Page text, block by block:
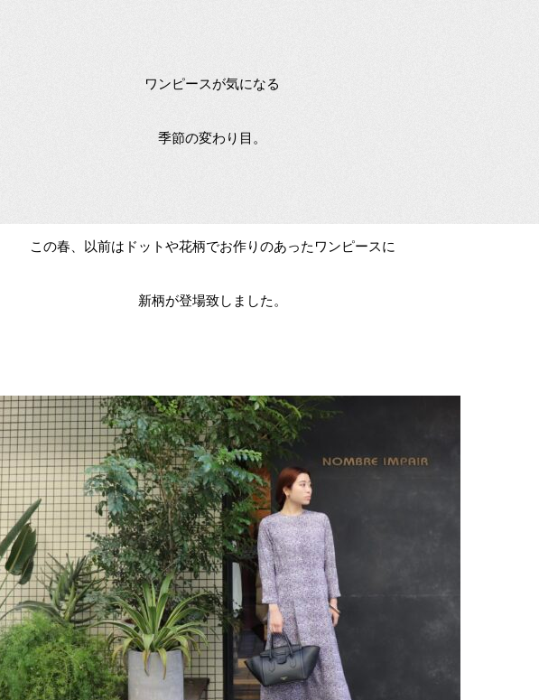
ワンピースが気になる
季節の変わり目。
この春、以前はドットや花柄でお作りのあったワンピースに
新柄が登場致しました。